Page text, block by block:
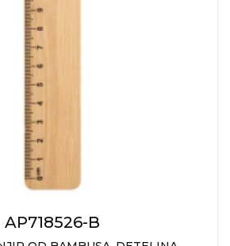
AP718526-B